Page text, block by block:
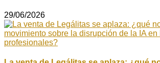
29/06/2026